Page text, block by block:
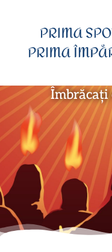
Îmbrăcați